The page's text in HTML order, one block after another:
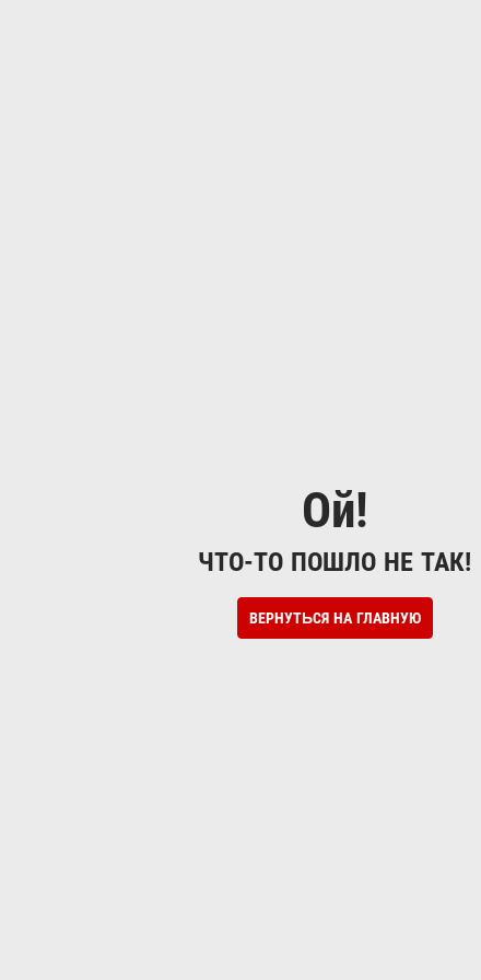
Ой!
ЧТО-ТО ПОШЛО НЕ ТАК!
ВЕРНУТЬСЯ НА ГЛАВНУЮ